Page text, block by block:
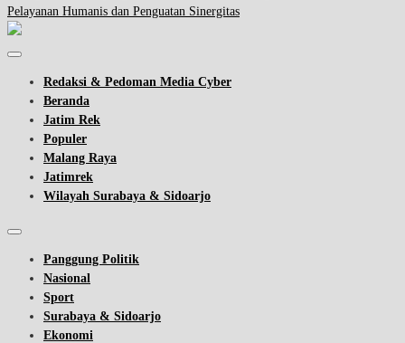
Pelayanan Humanis dan Penguatan Sinergitas
Redaksi & Pedoman Media Cyber
Beranda
Jatim Rek
Populer
Malang Raya
Jatimrek
Wilayah Surabaya & Sidoarjo
Panggung Politik
Nasional
Sport
Surabaya & Sidoarjo
Ekonomi